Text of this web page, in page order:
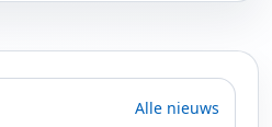
Alle nieuws